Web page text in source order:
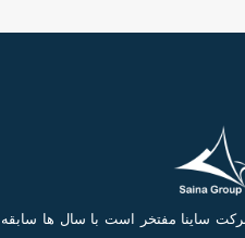
ساینا مفتخر است با سال ها